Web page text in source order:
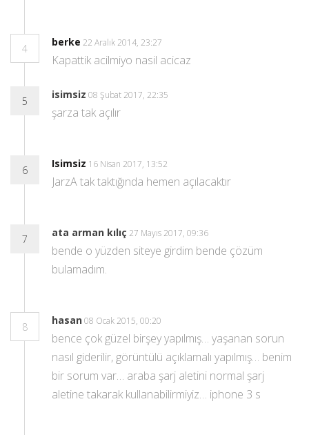
4
berke 22 Aralık 2014, 23:27
Kapattik acilmiyo nasil acicaz
5
isimsiz 08 Şubat 2017, 22:35
şarza tak açılır
6
Isimsiz 16 Nisan 2017, 13:52
JarzA tak taktığında hemen açılacaktır
7
ata arman kılıç 27 Mayıs 2017, 09:36
bende o yüzden siteye girdim bende çözüm
bulamadım.
8
hasan08 Ocak 2015, 00:20
bence çok güzel birşey yapılmış… yaşanan sorun
nasıl giderilir, görüntülü açıklamalı yapılmış… benim
bir sorum var… araba şarj aletini normal şarj
aletine takarak kullanabilirmiyiz… iphone 3 s